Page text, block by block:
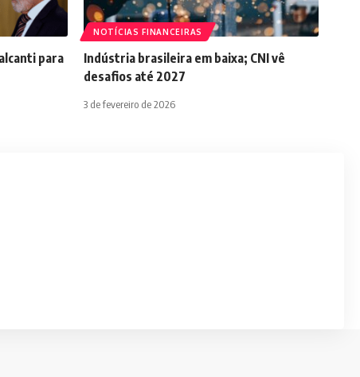
para
NOTÍCIAS FINANCEIRAS
Indústria brasileira em baixa; CNI vê
desafios até 2027
3 de fevereiro de 2026